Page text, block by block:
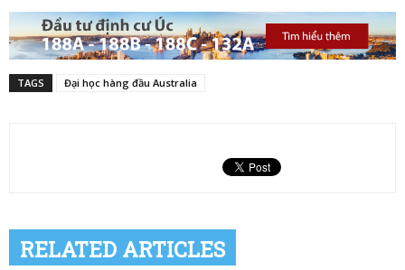
TAGS Đại học hàng đầu Australia
RELATED ARTICLES